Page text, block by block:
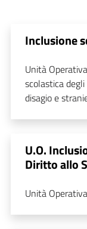
Inclusione
Unità
scolastica
disagio e
U.O.
Diritto allo
Unità Operativa